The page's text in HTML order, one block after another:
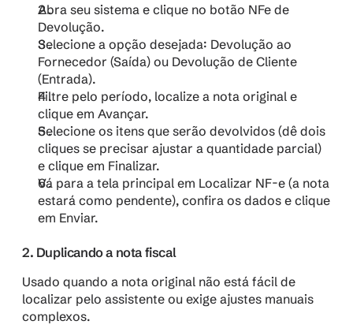
Abra seu sistema e clique no botão NFe de
Devolução.
Selecione a opção desejada: Devolução ao
Fornecedor (Saída) ou Devolução de Cliente
(Entrada).
Filtre pelo período, localize a nota original e
clique em Avançar.
Selecione os itens que serão devolvidos (dê dois
cliques se precisar ajustar a quantidade parcial)
e clique em Finalizar.
Vá para a tela principal em Localizar NF-e (a nota
estará como pendente), confira os dados e clique
em Enviar.
2. Duplicando a nota fiscal
Usado quando a nota original não está fácil de
localizar pelo assistente ou exige ajustes manuais
complexos.